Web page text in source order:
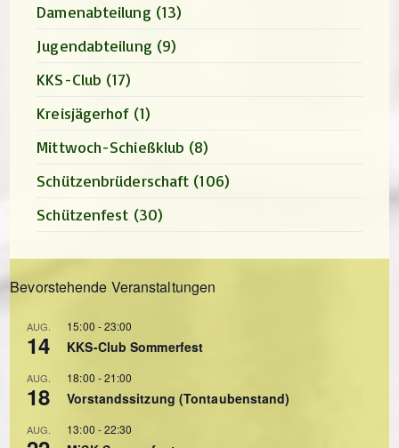
Damenabteilung (13)
Jugendabteilung (9)
KKS-Club (17)
Kreisjägerhof (1)
Mittwoch-Schießklub (8)
Schützenbrüderschaft (106)
Schützenfest (30)
Bevorstehende Veranstaltungen
AUG.
14
15:00 -23:00
KKS-Club Sommerfest
AUG.
18
18:00 -21:00
Vorstandssitzung (Tontaubenstand)
AUG. 13:00 -22:30